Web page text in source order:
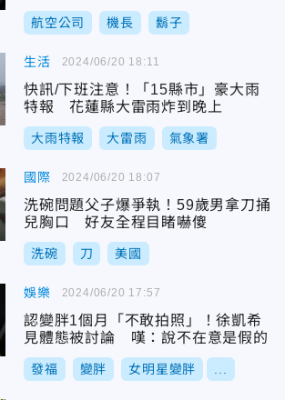
航空公司 機長 鬍子
生活
快訊/下班注意！「15縣市」豪大雨
特報 花蓮縣大雷雨炸到晚上
大雨特報 大雷雨 氣象署
2024/06/20 18:11
國際
洗碗問題父子爆爭執！59歲男拿刀捅
兒胸口 好友全程目睹嚇傻
洗碗 刀 美國
2024/06/20 18:07
娛樂
認變胖1個月「不敢拍照」！徐凱希
見體態被討論 嘆：說不在意是假的
發福 變胖 女明星變胖
2024/06/20 17:57